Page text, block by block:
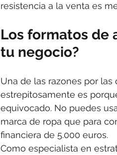
resistencia a la venta es
Los formatos de
tu negocio?
Una de las razones por
estrepitosamente es
equivocado. No puedes
marca de ropa que para
financiera de 5.000 euros.
Como especialista en